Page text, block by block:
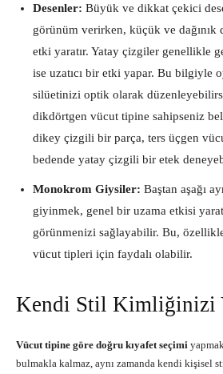
Desenler: Büyük ve dikkat çekici
görünüm verirken, küçük ve dağınık
etki yaratır. Yatay çizgiler genellikle
ise uzatıcı bir etki yapar. Bu bilgiyle
silüetinizi optik olarak
dikdörtgen vücut tipine sahipseniz
dikey çizgili bir parça, ters üçgen
bedende yatay çizgili bir etek
Monokrom Giysiler: Baştan aşağı
giyinmek, genel bir uzama etkisi
görünmenizi sağlayabilir. Bu,
vücut tipleri için faydalı olabilir.
Kendi Stil Kimliğinizi
Vücut tipine göre doğru kıyafet seçimi
bulmakla kalmaz, aynı zamanda kendi kişisel